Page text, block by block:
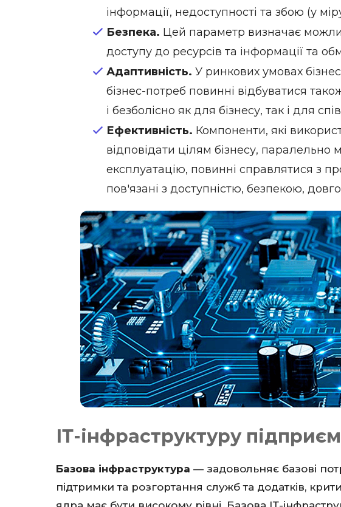
інформації, недоступності та збою (у
Безпека. Цей параметр визначає
доступу до ресурсів та інформації та
Адаптивність. У ринкових умовах
бізнес-потреб повинні відбуватися
і безболісно як для бізнесу, так і для
Ефективність. Компоненти, які
відповідати цілям бізнесу, паралельно
експлуатацію, повинні справлятися з
пов'язані з доступністю, безпекою,
ІТ-інфраструктуру
Базова інфраструктура — задовольняє базові
підтримки та розгортання служб та додатків,